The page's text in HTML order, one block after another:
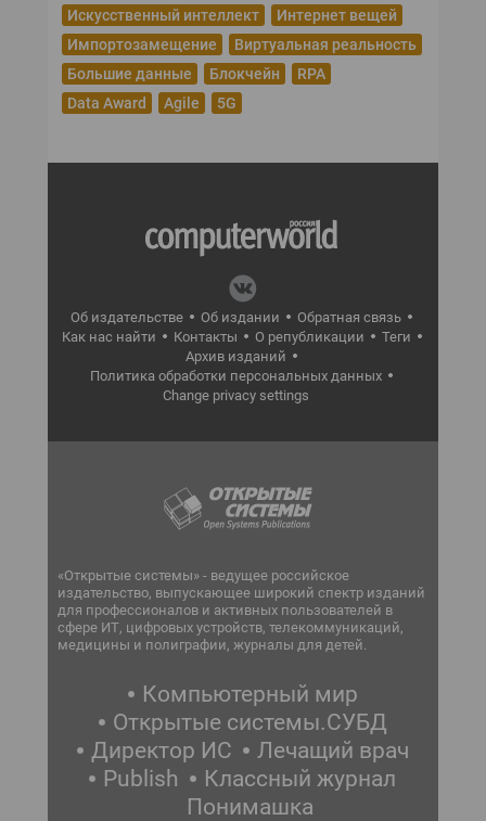
Искусственный интеллект
Интернет вещей
Импортозамещение
Виртуальная реальность
Большие данные
Блокчейн
RPA
Data Award
Agile 5G
Об издательстве Об издании
Обратная связь
Как нас найти
Контакты О републикации
Теги
Архив изданий
Политика обработки персональных данных
Change privacy settings
«Открытые системы» - ведущее российское
издательство, выпускающее широкий спектр изданий
для профессионалов и активных пользователей в
сфере ИТ, цифровых устройств, телекоммуникаций,
медицины и полиграфии, журналы для детей.
Компьютерный мир
Открытые системы.СУБД
Директор ИС
Лечащий врач
Publish
Классный журнал
Понимашка